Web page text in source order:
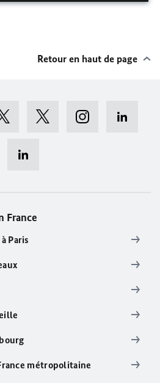
Retour en haut de page
France
Paris
métropolitaine